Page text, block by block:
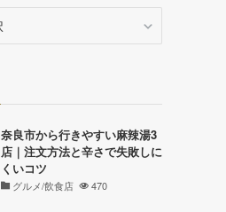
奈良市から行きやすい麻辣湯3
店｜注文方法と辛さで失敗しに
くいコツ
グルメ/飲食店 470